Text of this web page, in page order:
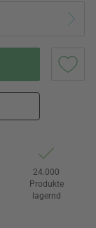
24.000
Produkte
lagernd